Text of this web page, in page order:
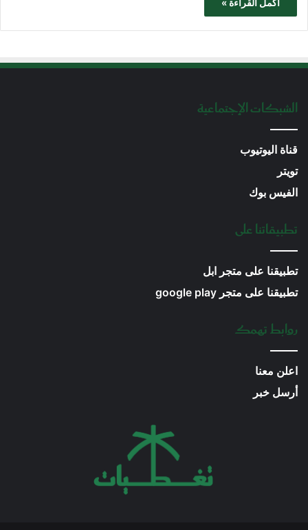
أكمل القراءة »
الشبكات الإجتماعية
قناة اليوتيوب
تويتر
الفيس بوك
تطبيقاتنا على
تطبيقنا على متجر ابل
تطبيقنا على متجر google play
روابط تهمك
اعلن معنا
أرسل خبر